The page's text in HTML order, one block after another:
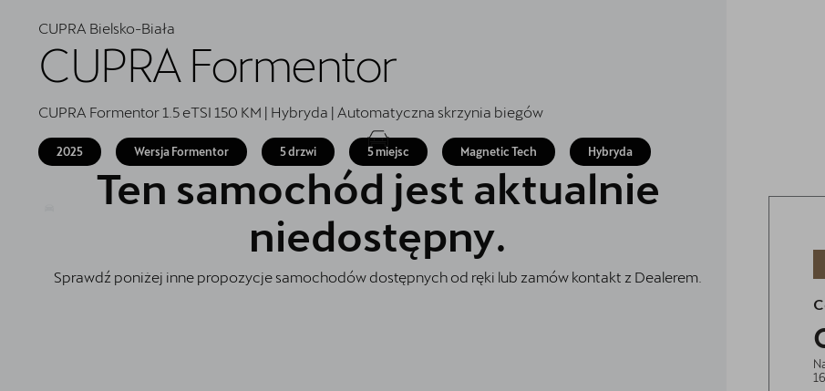
Jazda próbna CUPRĄ
Finansowanie
Serwis
Oryginalne części zamienne
Akcesoria CUPRA
CUPRA Bielsko-Biała
CUPRA Formentor
CUPRA Formentor 1.5 eTSI 150 KM | Hybryda | Automatyczna skrzynia biegów
2025 Wersja Formentor 5 drzwi 5 miejsc Magnetic Tech Hybryda
Ten samochód jest aktualnie
niedostępny.
Sprawdź poniżej inne propozycje samochodów dostępnych od ręki lub zamów kontakt z Dealerem.